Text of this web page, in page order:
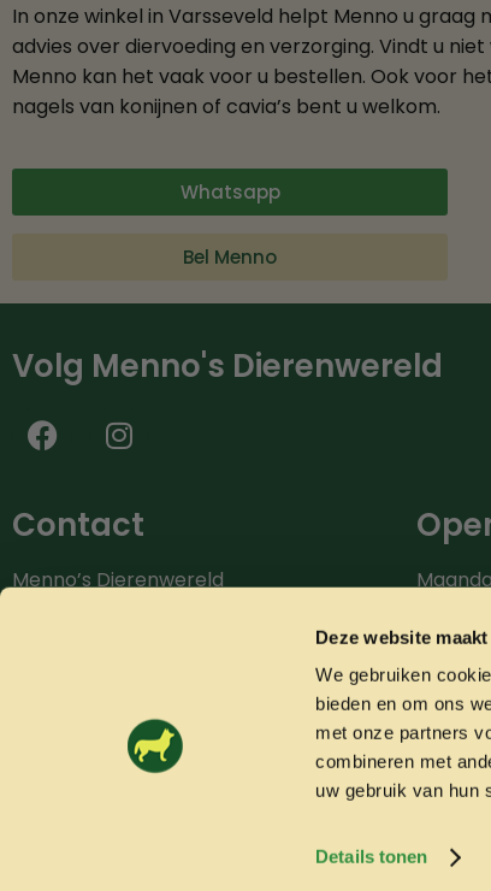
Deze website
We gebruiken
bieden en om ons
met onze partners
combineren met
uw gebruik van hun
Details tonen
In onze winkel in Varsseveld helpt Menno u graag
advies over diervoeding en verzorging. Vindt u
Menno kan het vaak voor u bestellen. Ook voor
nagels van konijnen of cavia’s bent u welkom.
Whatsapp
Bel Menno
Volg Menno's Dierenwereld
Contact
Menno’s Dierenwereld
info@mennosdierenwereld.nl
Vrijdag:
Algemene